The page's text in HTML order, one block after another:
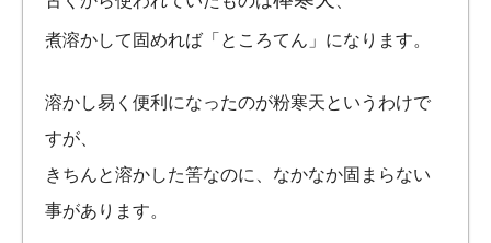
煮溶かして固めれば「ところてん」になります。
溶かし易く便利になったのが粉寒天というわけで
すが、
きちんと溶かした筈なのに、なかなか固まらない
事があります。